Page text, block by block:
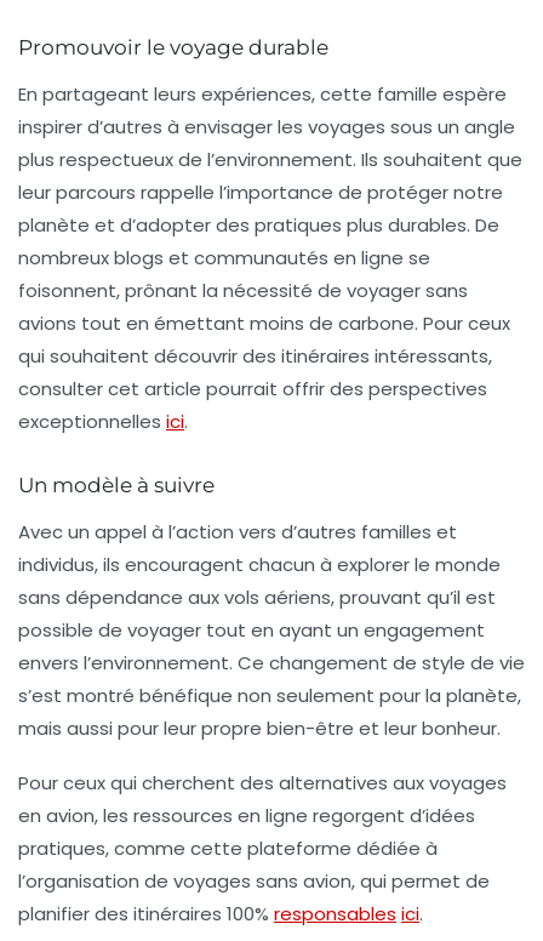
Promouvoir le voyage durable
En partageant leurs expériences, cette famille espère
inspirer d’autres à envisager les voyages sous un angle
plus respectueux de l’environnement. Ils souhaitent que
leur parcours rappelle l’importance de protéger notre
planète et d’adopter des pratiques plus durables. De
nombreux blogs et communautés en ligne se
foisonnent, prônant la nécessité de voyager sans
avions tout en émettant moins de carbone. Pour ceux
qui souhaitent découvrir des itinéraires intéressants,
consulter cet article pourrait offrir des perspectives
exceptionnelles ici.
Un modèle à suivre
Avec un appel à l’action vers d’autres familles et
individus, ils encouragent chacun à explorer le monde
sans dépendance aux vols aériens, prouvant qu’il est
possible de voyager tout en ayant un engagement
envers l’environnement. Ce changement de style de vie
s’est montré bénéfique non seulement pour la planète,
mais aussi pour leur propre bien-être et leur bonheur.
Pour ceux qui cherchent des alternatives aux voyages
en avion, les ressources en ligne regorgent d’idées
pratiques, comme cette plateforme dédiée à
l’organisation de voyages sans avion, qui permet de
planifier des itinéraires 100% responsables ici.